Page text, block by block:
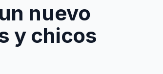
nuevo
y chicos